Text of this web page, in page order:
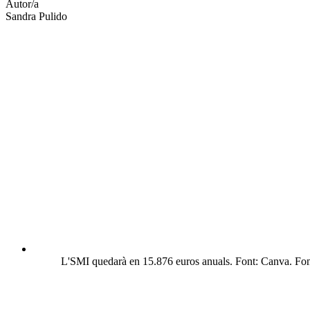
Autor/a
Sandra Pulido
L'SMI quedarà en 15.876 euros anuals. Font: Canva.